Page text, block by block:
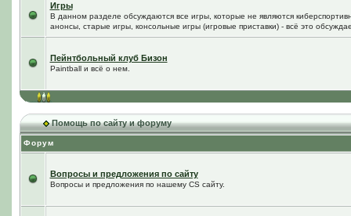
Игры
В данном разделе обсуждаются все игры, которые не являются
анонсы, старые игры, консольные игры (игровые приставки) - всё это
Пейнтбольный клуб Бизон
Paintball и всё о нем.
Помощь по сайту и форуму
Форум
Вопросы и предложения по сайту
Вопросы и предложения по нашему CS сайту.